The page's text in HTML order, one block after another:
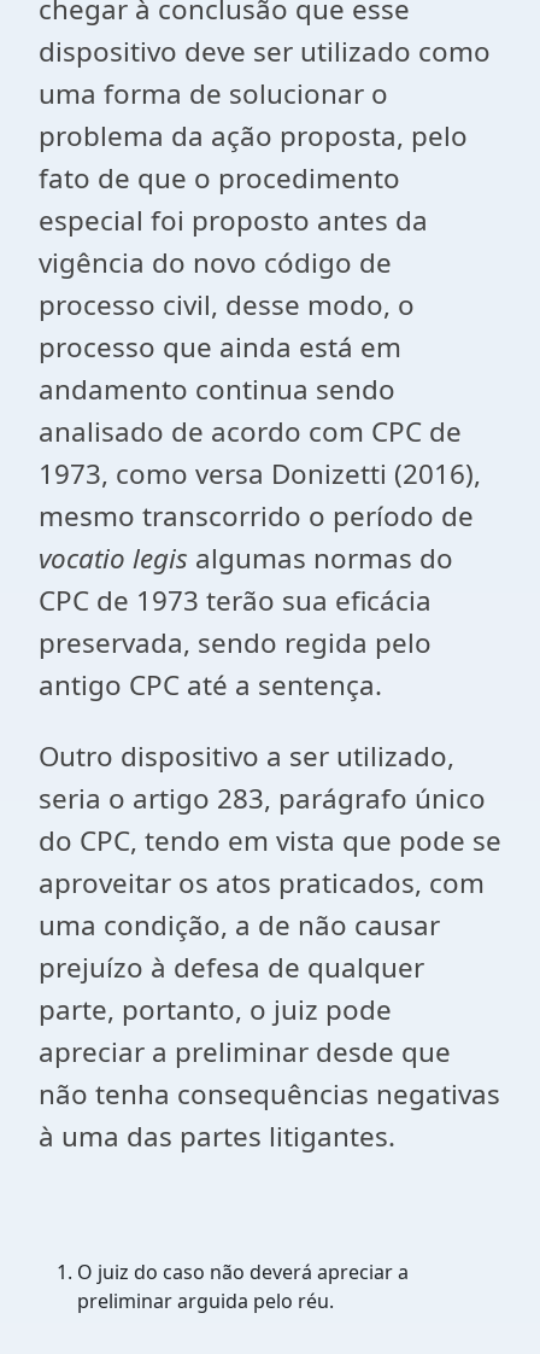
chegar à conclusão que esse
dispositivo deve ser utilizado como
uma forma de solucionar o
problema da ação proposta, pelo
fato de que o procedimento
especial foi proposto antes da
vigência do novo código de
processo civil, desse modo, o
processo que ainda está em
andamento continua sendo
analisado de acordo com CPC de
1973, como versa Donizetti (2016),
mesmo transcorrido o período de
vocatio legis algumas normas do
CPC de 1973 terão sua eficácia
preservada, sendo regida pelo
antigo CPC até a sentença.
Outro dispositivo a ser utilizado,
seria o artigo 283, parágrafo único
do CPC, tendo em vista que pode se
aproveitar os atos praticados, com
uma condição, a de não causar
prejuízo à defesa de qualquer
parte, portanto, o juiz pode
apreciar a preliminar desde que
não tenha consequências negativas
à uma das partes litigantes.
O juiz do caso não deverá apreciar a
preliminar arguida pelo réu.